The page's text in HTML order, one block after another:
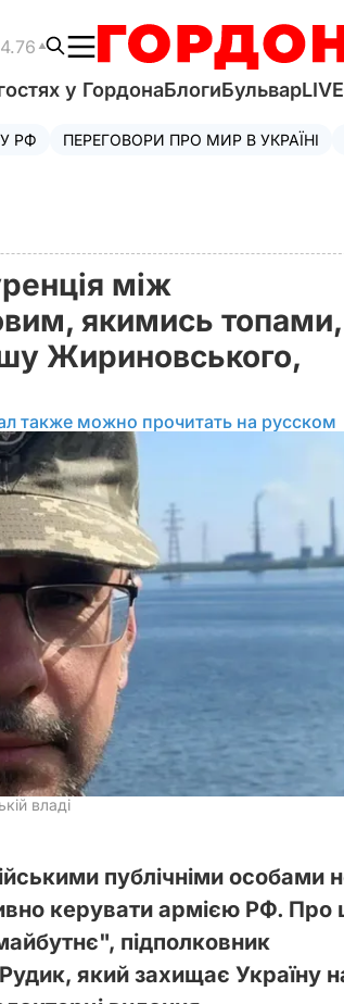
у ГордонаБлогиБульварLIVE
РФ ПЕРЕГОВОРИ ПРО МИР В УКРАЇНІ
між
якимись топами,
Жириновського,
также можно прочитать на русском
владі
публічніми особами
керувати армією РФ. Про
підполковник
який захищає Україну